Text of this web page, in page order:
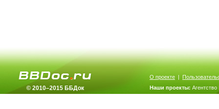
© 2010–2015 ББДок
О проекте |
Наши проекты: